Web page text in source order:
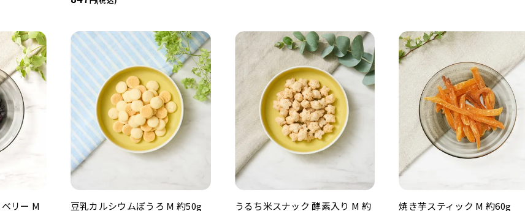
リー M
豆乳カルシウムぼうろ M 約50g
うるち米スナック 酵素入り M 約
焼き芋スティック M 約60g